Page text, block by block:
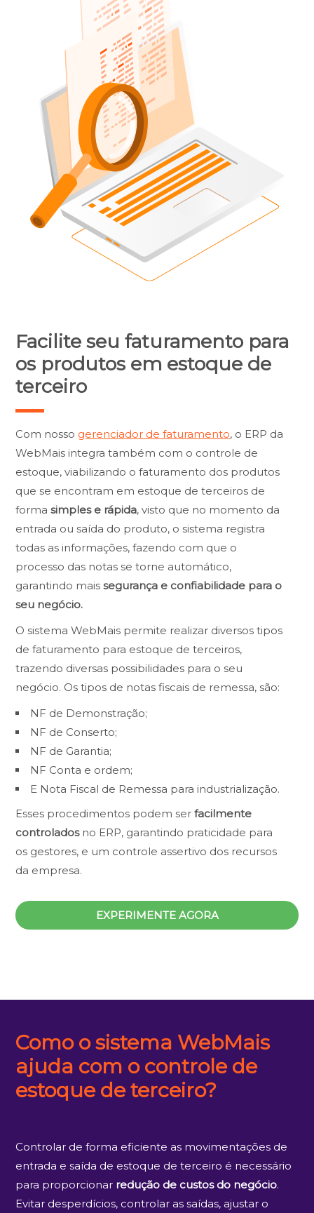
Facilite seu faturamento para
os produtos em estoque de
terceiro
Com nosso gerenciador de faturamento, o ERP da
WebMais integra também com o controle de
estoque, viabilizando o faturamento dos produtos
que se encontram em estoque de terceiros de
formasimples e rápida, visto que no momento da
entrada ou saída do produto, o sistema registra
todas as informações, fazendo com que o
processo das notas se torne automático,
garantindo maissegurança e confiabilidade para o
seu negócio.
O sistema WebMais permite realizar diversos tipos
de faturamento para estoque de terceiros,
trazendo diversas possibilidades para o seu
negócio. Os tipos de notas fiscais de remessa, são:
NF de Demonstração;
NF de Conserto;
NF de Garantia;
NF Conta e ordem;
E Nota Fiscal de Remessa para industrialização.
Esses procedimentos podem serfacilmente
controladosno ERP, garantindo praticidade para
os gestores, e um controle assertivo dos recursos
da empresa.
EXPERIMENTE AGORA
Como o sistema WebMais
ajuda com o controle de
estoque de terceiro?
Controlar de forma eficiente as movimentações de
entrada e saída de estoque de terceiro é necessário
para proporcionar redução de custos do negócio.
Evitar desperdícios, controlar as saídas, ajustar o